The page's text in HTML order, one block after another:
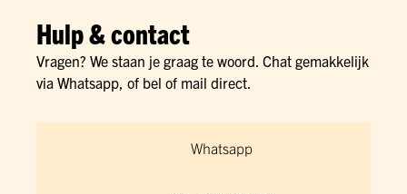
Hulp & contact
Vragen? We staan je graag te woord. Chat gemakkelijk
via Whatsapp, of bel of mail direct.
Whatsapp